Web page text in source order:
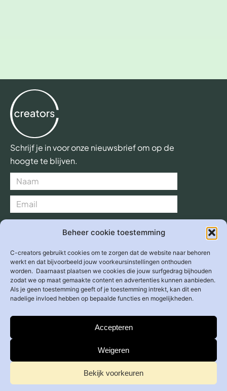
Beheer cookie toestemming
C-creators gebruikt cookies om te zorgen dat de website naar behoren
werkt en dat bijvoorbeeld jouw voorkeursinstellingen onthouden
worden. Daarnaast plaatsen we cookies die jouw surfgedrag bijhouden
zodat we op maat gemaakte content en advertenties kunnen aanbieden.
Als je geen toestemming geeft of je toestemming intrekt, kan dit een
nadelige invloed hebben op bepaalde functies en mogelijkheden.
Accepteren
Weigeren
Bekijk voorkeuren
Adres
Overhoeksplein 2
1031 KSAmsterdam
E-mail
Schrijf je in voor onze nieuwsbrief om op de
hoogte te blijven.